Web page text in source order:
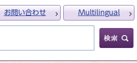
お問い合わせ Multilingual